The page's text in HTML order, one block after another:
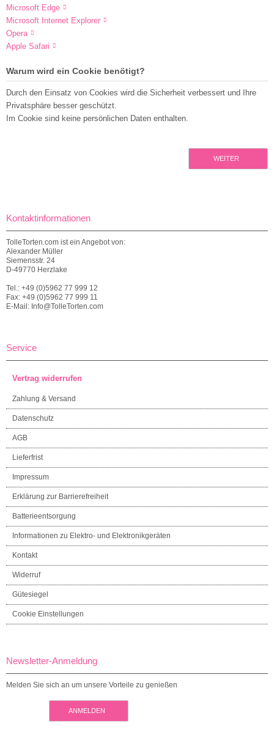
Microsoft Edge
Microsoft Internet Explorer
Opera
Apple Safari
Warum wird ein Cookie benötigt?
Durch den Einsatz von Cookies wird die Sicherheit verbessert und Ihre
Privatsphäre besser geschützt.
Im Cookie sind keine persönlichen Daten enthalten.
WEITER
Kontaktinformationen
TolleTorten.com ist ein Angebot von:
Alexander Müller
Siemensstr. 24
D-49770 Herzlake
Tel.: +49 (0)5962 77 999 12
Fax: +49 (0)5962 77 999 11
E-Mail: Info@TolleTorten.com
Service
Vertrag widerrufen
Zahlung & Versand
Datenschutz
AGB
Lieferfrist
Impressum
Erklärung zur Barrierefreiheit
Batterieentsorgung
Informationen zu Elektro- und Elektronikgeräten
Kontakt
Widerruf
Gütesiegel
Cookie Einstellungen
Newsletter-Anmeldung
Melden Sie sich an um unsere Vorteile zu genießen
ANMELDEN